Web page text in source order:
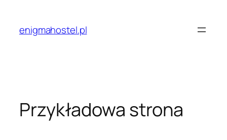
treścienigmahostel.pl
Przykładowa strona